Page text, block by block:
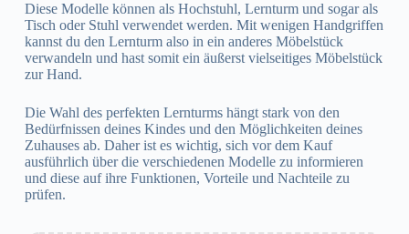
Diese Modelle können als Hochstuhl, Lernturm und sogar als
Tisch oder Stuhl verwendet werden. Mit wenigen Handgriffen
kannst du den Lernturm also in ein anderes Möbelstück
verwandeln und hast somit ein äußerst vielseitiges Möbelstück
zur Hand.
Die Wahl des perfekten Lernturms hängt stark von den
Bedürfnissen deines Kindes und den Möglichkeiten deines
Zuhauses ab. Daher ist es wichtig, sich vor dem Kauf
ausführlich über die verschiedenen Modelle zu informieren
und diese auf ihre Funktionen, Vorteile und Nachteile zu
prüfen.